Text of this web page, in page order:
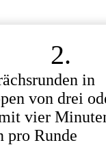
2.
in
von drei
vier
pro Runde